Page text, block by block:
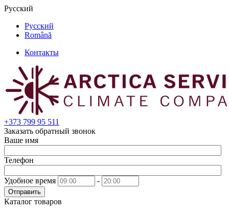
Русский
Русский
Română
Контакты
+373 799 95 511
Заказать обратный звонок
Ваше имя
Телефон
Удобное время -
Отправить
Каталог товаров